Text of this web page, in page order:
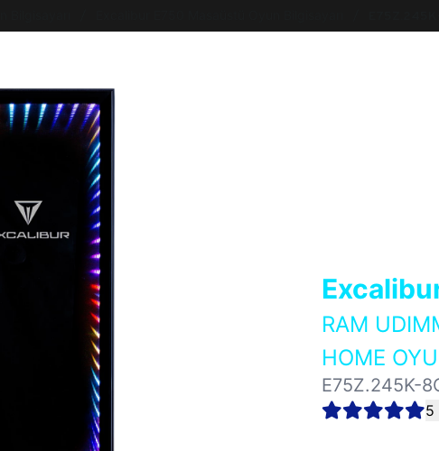
RAM
HOME
E75Z.245K-
5